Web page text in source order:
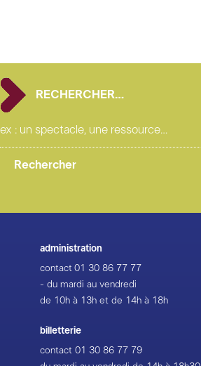
RECHERCHER…
administration
contact01 30 86 77 77
- du mardi au vendredi
de 10h à 13h et de 14h à 18h
billetterie
contact01 30 86 77 79